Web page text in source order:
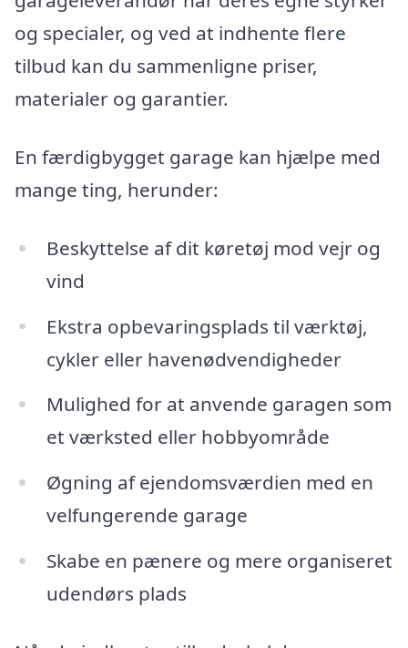
og specialer, og ved at indhente flere
tilbud kan du sammenligne priser,
materialer og garantier.
En færdigbygget garage kan hjælpe med
mange ting, herunder:
Beskyttelse af dit køretøj mod vejr og
vind
Ekstra opbevaringsplads til værktøj,
cykler eller havenødvendigheder
Mulighed for at anvende garagen som
et værksted eller hobbyområde
Øgning af ejendomsværdien med en
velfungerende garage
Skabe en pænere og mere organiseret
udendørs plads